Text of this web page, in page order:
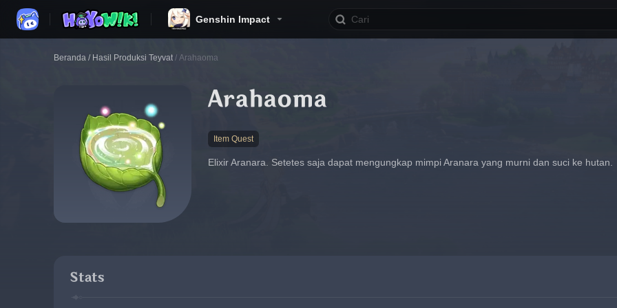
Genshin Impact
Beranda / Hasil Produksi Teyvat / Arahaoma
Arahaoma
Item Quest
Elixir Aranara. Setetes saja dapat mengungkap mimpi Aranara yang murni dan suci ke hutan.
Stats